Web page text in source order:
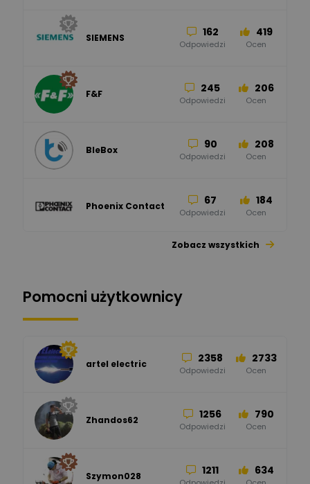
SIEMENS 162
Odpowiedzi
419
Ocen
F&F 245
Odpowiedzi
206
Ocen
BleBox 90
Odpowiedzi
208
Ocen
Phoenix Contact 67
Odpowiedzi
184
Ocen
ELKO-BIS Systemy
47 67
50 59
52 45
Zobacz wszystkich
Pomocni użytkownicy
artel electric 2358
Odpowiedzi
2733
Ocen
Zhandos62 1256
Odpowiedzi
790
Ocen
Szymon028 1211 634